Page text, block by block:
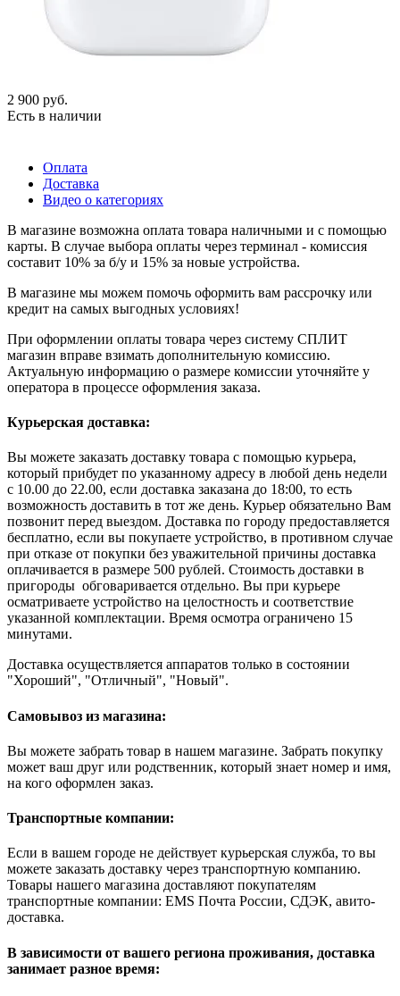
2 900 руб.
Есть в наличии
Оплата
Доставка
Видео о категориях
В магазине возможна оплата товара наличными и с помощью
карты. В случае выбора оплаты через терминал - комиссия
составит 10% за б/у и 15% за новые устройства.
В магазине мы можем помочь оформить вам рассрочку или
кредит на самых выгодных условиях!
При оформлении оплаты товара через систему СПЛИТ
магазин вправе взимать дополнительную комиссию.
Актуальную информацию о размере комиссии уточняйте у
оператора в процессе оформления заказа.
Курьерская доставка:
Вы можете заказать доставку товара с помощью курьера,
который прибудет по указанному адресу в любой день недели
с 10.00 до 22.00, если доставка заказана до 18:00, то есть
возможность доставить в тот же день. Курьер обязательно Вам
позвонит перед выездом. Доставка по городу предоставляется
бесплатно, если вы покупаете устройство, в противном случае
при отказе от покупки без уважительной причины доставка
оплачивается в размере 500 рублей. Стоимость доставки в
пригороды обговаривается отдельно. Вы при курьере
осматриваете устройство на целостность и соответствие
указанной комплектации. Время осмотра ограничено 15
минутами.
Доставка осуществляется аппаратов только в состоянии
"Хороший", "Отличный", "Новый".
Самовывоз из магазина:
Вы можете забрать товар в нашем магазине. Забрать покупку
может ваш друг или родственник, который знает номер и имя,
на кого оформлен заказ.
Транспортные компании:
Если в вашем городе не действует курьерская служба, то вы
можете заказать доставку через транспортную компанию.
Товары нашего магазина доставляют покупателям
транспортные компании: EMS Почта России, СДЭК, авито-
доставка.
В зависимости от вашего региона проживания, доставка
занимает разное время: